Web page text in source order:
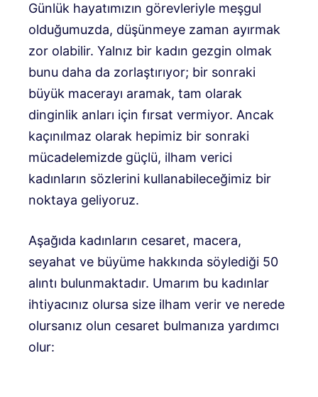
Günlük hayatımızın görevleriyle meşgul
olduğumuzda, düşünmeye zaman ayırmak
zor olabilir. Yalnız bir kadın gezgin olmak
bunu daha da zorlaştırıyor; bir sonraki
büyük macerayı aramak, tam olarak
dinginlik anları için fırsat vermiyor. Ancak
kaçınılmaz olarak hepimiz bir sonraki
mücadelemizde güçlü, ilham verici
kadınların sözlerini kullanabileceğimiz bir
noktaya geliyoruz.
Aşağıda kadınların cesaret, macera,
seyahat ve büyüme hakkında söylediği 50
alıntı bulunmaktadır. Umarım bu kadınlar
ihtiyacınız olursa size ilham verir ve nerede
olursanız olun cesaret bulmanıza yardımcı
olur: